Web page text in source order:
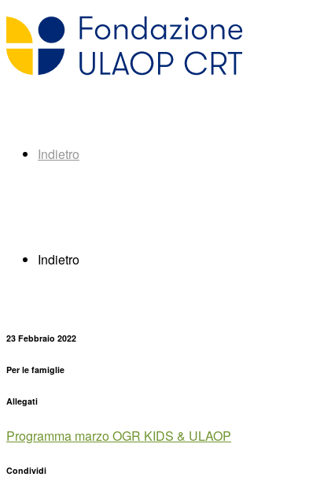
Indietro
Indietro
23 Febbraio 2022
Per le famiglie
Allegati
Programma marzo OGR KIDS & ULAOP
Condividi